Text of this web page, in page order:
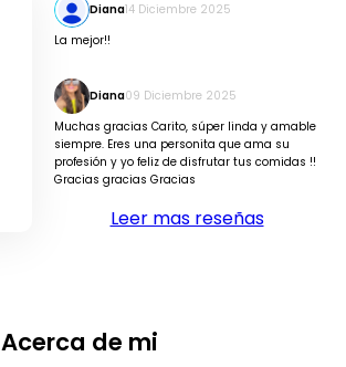
Diana14 Diciembre 2025
La mejor!!
Diana09 Diciembre 2025
Muchas gracias Carito, súper linda y amable
siempre. Eres una personita que ama su
profesión y yo feliz de disfrutar tus comidas !!
Gracias gracias Gracias
Leer mas reseñas
Acerca de mi